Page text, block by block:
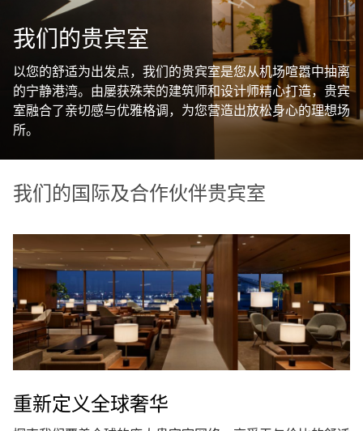
我们的贵宾室
以您的舒适为出发点，我们的贵宾室是您从机场喧嚣中抽离
的宁静港湾。由屡获殊荣的建筑师和设计师精心打造，贵宾
室融合了亲切感与优雅格调，为您营造出放松身心的理想场
所。
我们的国际及合作伙伴贵宾室
重新定义全球奢华